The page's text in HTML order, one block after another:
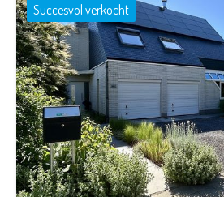
Succesvol verkocht
4
776 m²